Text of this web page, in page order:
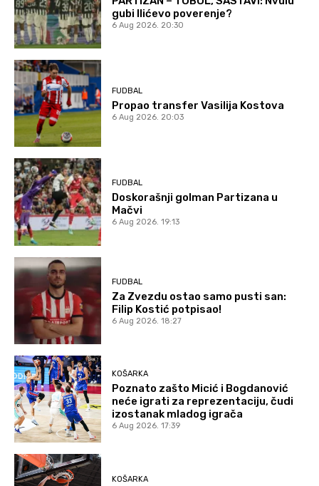
gubi Ilićevo poverenje?
6 Aug 2026. 20:30
FUDBAL
Propao transfer Vasilija Kostova
6 Aug 2026. 20:03
FUDBAL
Doskorašnji golman Partizana u
Mačvi
6 Aug 2026. 19:13
FUDBAL
Za Zvezdu ostao samo pusti san:
Filip Kostić potpisao!
6 Aug 2026. 18:27
KOŠARKA
Poznato zašto Micić i Bogdanović
neće igrati za reprezentaciju, čudi
izostanak mladog igrača
6 Aug 2026. 17:39
KOŠARKA